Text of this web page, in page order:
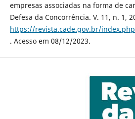
empresas associadas na forma de
Defesa da Concorrência. V. 11, n. 1,
https://revista.cade.gov.br/
. Acesso em 08/12/2023.